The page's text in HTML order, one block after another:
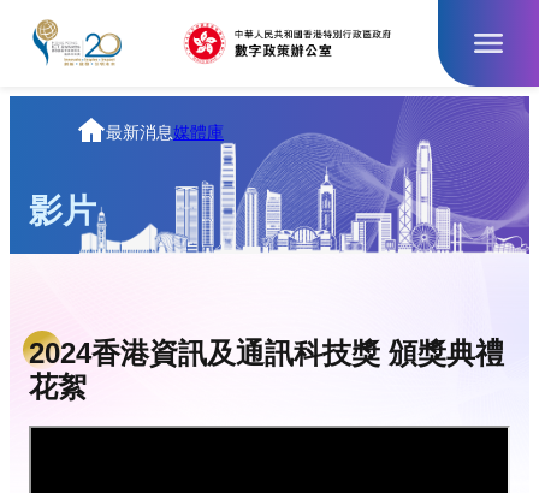
要
主
頁
最新消息媒體庫
影片
2024香港資訊及通訊科技獎 頒獎典禮
花絮